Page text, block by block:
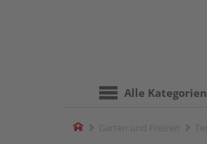
Alle Kategorien
Home